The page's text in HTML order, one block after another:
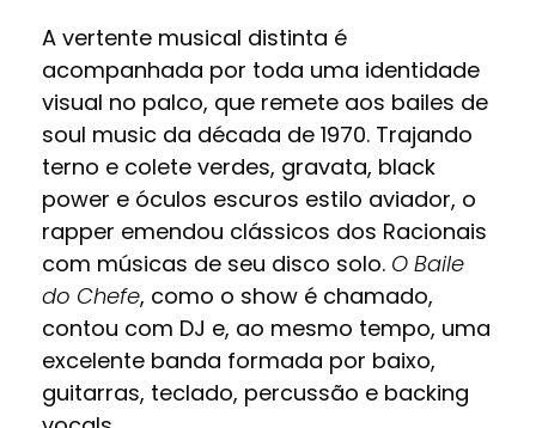
A vertente musical distinta é
acompanhada por toda uma identidade
visual no palco, que remete aos bailes de
soul music da década de 1970. Trajando
terno e colete verdes, gravata, black
power e óculos escuros estilo aviador, o
rapper emendou clássicos dos Racionais
com músicas de seu disco solo. O Baile
do Chefe, como o show é chamado,
contou com DJ e, ao mesmo tempo, uma
excelente banda formada por baixo,
guitarras, teclado, percussão e backing